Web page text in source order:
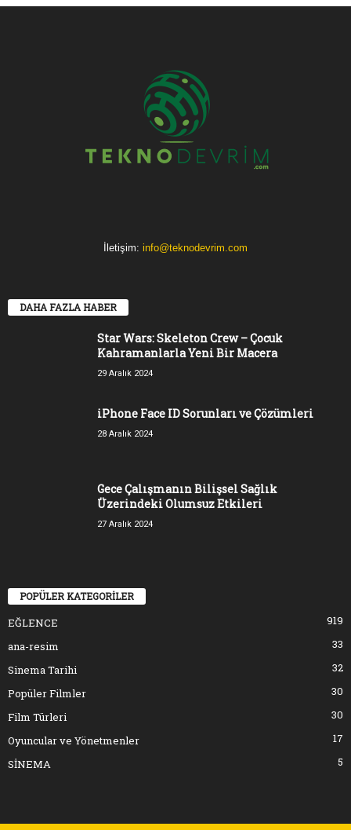
İletişim: info@teknodevrim.com
DAHA FAZLA HABER
Star Wars: Skeleton Crew – Çocuk
Kahramanlarla Yeni Bir Macera
29 Aralık 2024
iPhone Face ID Sorunları ve Çözümleri
28 Aralık 2024
Gece Çalışmanın Bilişsel Sağlık
Üzerindeki Olumsuz Etkileri
27 Aralık 2024
POPÜLER KATEGORİLER
EĞLENCE
919
ana-resim
33
Sinema Tarihi
32
Popüler Filmler
30
Film Türleri
30
Oyuncular ve Yönetmenler
17
SİNEMA
5